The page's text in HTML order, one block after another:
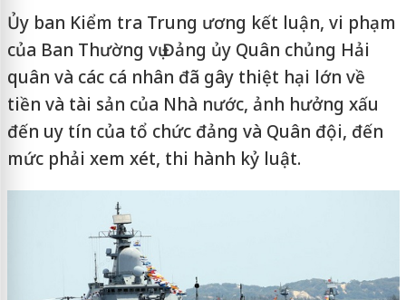
Ủy ban Kiểm tra Trung ương kết luận, vi phạm
của Ban Thường vụ Đảng ủy Quân chủng Hải
quân và các cá nhân đã gây thiệt hại lớn về
tiền và tài sản của Nhà nước, ảnh hưởng xấu
đến uy tín của tổ chức đảng và Quân đội, đến
mức phải xem xét, thi hành kỷ luật.